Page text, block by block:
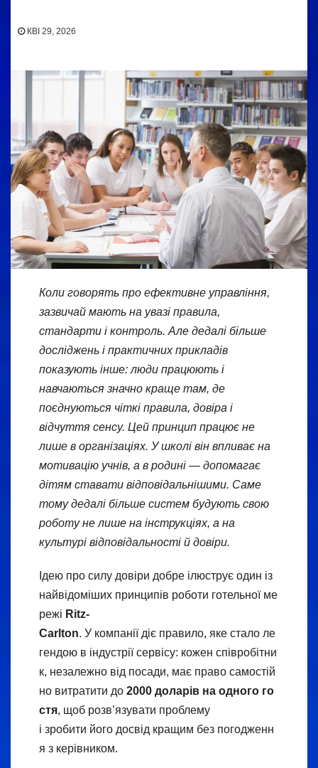
КВІ 29, 2026
Коли говорять про ефективне управління,
зазвичай мають на увазі правила,
стандарти і контроль. Але дедалі більше
досліджень і практичних прикладів
показують інше: люди працюють і
навчаються значно краще там, де
поєднуються чіткі правила, довіра і
відчуття сенсу. Цей принцип працює не
лише в організаціях. У школі він впливає на
мотивацію учнів, а в родині — допомагає
дітям ставати відповідальнішими. Саме
тому дедалі більше систем будують свою
роботу не лише на інструкціях, а на
культурі відповідальності й довіри.
Ідею про силу довіри добре ілюструє один із
найвідоміших принципів роботи готельної ме
режі Ritz-
Carlton. У компанії діє правило, яке стало ле
гендою в індустрії сервісу: кожен співробітни
к, незалежно від посади, має право самостій
но витратити до 2000 доларів на одного го
стя, щоб розв’язувати проблему
і зробити його досвід кращим без погодженн
я з керівником.